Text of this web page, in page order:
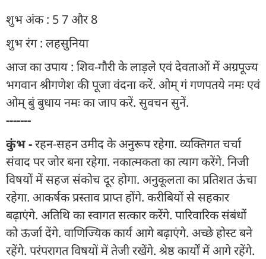
शुभ अंक : 5 7 और 8
शुभ रंग : लहसुनिया
आज का उपाय : शिव-गौरी के लाड़ले एवं देवताओं में अग्रपूज्य
भगवान श्रीगणेश की पूजा वंदना करें. ओम् गं गणपतये नमः एवं
ओम् बुं बुधाय नमः का जाप करें. सुवचन सुनें.
-------
कुंभ -रहन-सहन उमीद के अनुरूप रहेगा. व्यक्तिगत चर्चा
संवाद पर जोर बना रहेगा. नकात्मकता का त्याग करेंगे. निजी
विषयों में सहज संकोच दूर होगा. अनुकूलता का प्रतिशत ऊंचा
रहेगा. आकर्षक प्रस्ताव प्राप्त होंगे. करीबियों से सहकार
बढ़ाएंगे. अतिथि का स्वागत सत्कार करेंगे. पारिवारिक संबंधों
को ऊर्जा देंगे. वाणिज्यिक कार्य आगे बढ़ाएंगे. अच्छे होस्ट बने
रहेंगे. परंपरागत विषयों में तेजी रखेंगे. श्रेष्ठ कार्यों में आगे रहेंगे.